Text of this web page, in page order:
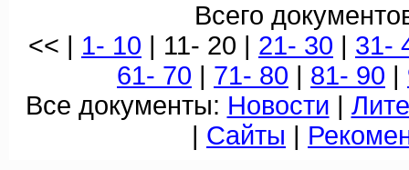
Всего
<< | 1- 10 | 11- 20 | 21- 30 | 31-
61- 70 | 71- 80 | 81- 90 |
Все документы: Новости |
| Сайты |